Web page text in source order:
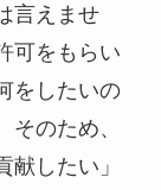
言えませ
可をもらい
をしたいの
のため、
したい」